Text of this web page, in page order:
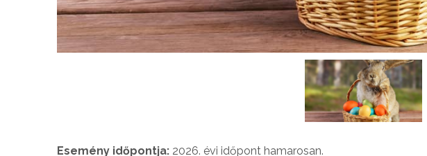
Esemény időpontja: 2026. évi időpont hamarosan.